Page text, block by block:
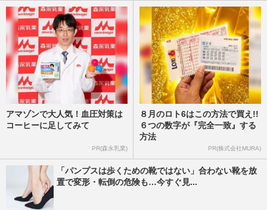
アマゾンで大人気！血圧対策は
コーヒーに足してみて
PR(森永乳業)
８月のロト6はこの方法で買え!!
６つの数字が『完全一致』する
方法
PR(株式会社MURA)
「パンプスは歩くための靴ではない」合わない靴を放
置で変形・転倒の危険も…今すぐ見...